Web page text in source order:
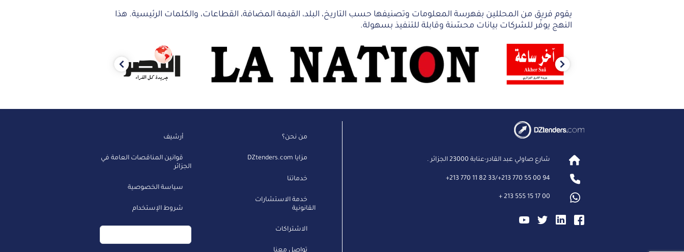
يقوم فريق من المحللين بفهرسة المعلومات وتصنيفها حسب التاريخ، البلد، القيمة المضافة، القطاعات، والكلمات الرئيسية. هذا
النهج يوفّر للشركات بيانات محسّنة وقابلة للتنفيذ بسهولة.
Previous Next
شارع صاولي عبد القادر-عنابة 23000 الجزائر .
+213 770 55 00 94
/
+213 770 11 82 33
+ 213 555 15 17 00
من نحن؟
مزايا DZtenders.com
خدماتنا
خدمة الاستشارات
القانونية
الاشتراكات
تواصل معنا
أرشيف
قوانين المناقصات العامة في
الجزائر
سياسة الخصوصية
شروط الإستخدام